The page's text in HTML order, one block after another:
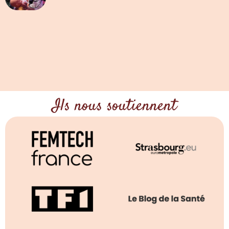
Ils nous soutiennent